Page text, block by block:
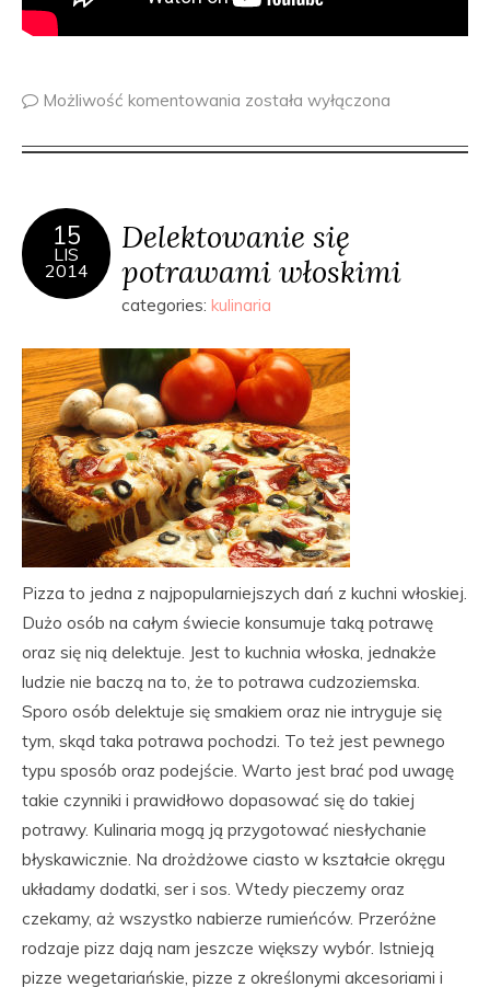
Możliwość komentowania została wyłączona
15
LIS
2014
Delektowanie się
potrawami włoskimi
categories: kulinaria
Pizza to jedna z najpopularniejszych dań z kuchni włoskiej.
Dużo osób na całym świecie konsumuje taką potrawę
oraz się nią delektuje. Jest to kuchnia włoska, jednakże
ludzie nie baczą na to, że to potrawa cudzoziemska.
Sporo osób delektuje się smakiem oraz nie intryguje się
tym, skąd taka potrawa pochodzi. To też jest pewnego
typu sposób oraz podejście. Warto jest brać pod uwagę
takie czynniki i prawidłowo dopasować się do takiej
potrawy. Kulinaria mogą ją przygotować niesłychanie
błyskawicznie. Na drożdżowe ciasto w kształcie okręgu
układamy dodatki, ser i sos. Wtedy pieczemy oraz
czekamy, aż wszystko nabierze rumieńców. Przeróżne
rodzaje pizz dają nam jeszcze większy wybór. Istnieją
pizze wegetariańskie, pizze z określonymi akcesoriami i